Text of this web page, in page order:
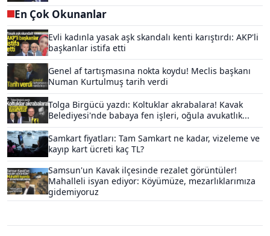
En Çok Okunanlar
Evli kadınla yasak aşk skandalı kenti karıştırdı: AKP'li
başkanlar istifa etti
Genel af tartışmasına nokta koydu! Meclis başkanı
Numan Kurtulmuş tarih verdi
Tolga Birgücü yazdı: Koltuklar akrabalara! Kavak
Belediyesi'nde babaya fen işleri, oğula avukatlık...
Samkart fiyatları: Tam Samkart ne kadar, vizeleme ve
kayıp kart ücreti kaç TL?
Samsun'un Kavak ilçesinde rezalet görüntüler!
Mahalleli isyan ediyor: Köyümüze, mezarlıklarımıza
gidemiyoruz